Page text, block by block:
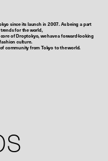
since its launch in 2007. As being a part
for the world,
of Droptokyo, we have a forward-looking
culture.
community from Tokyo to the world.